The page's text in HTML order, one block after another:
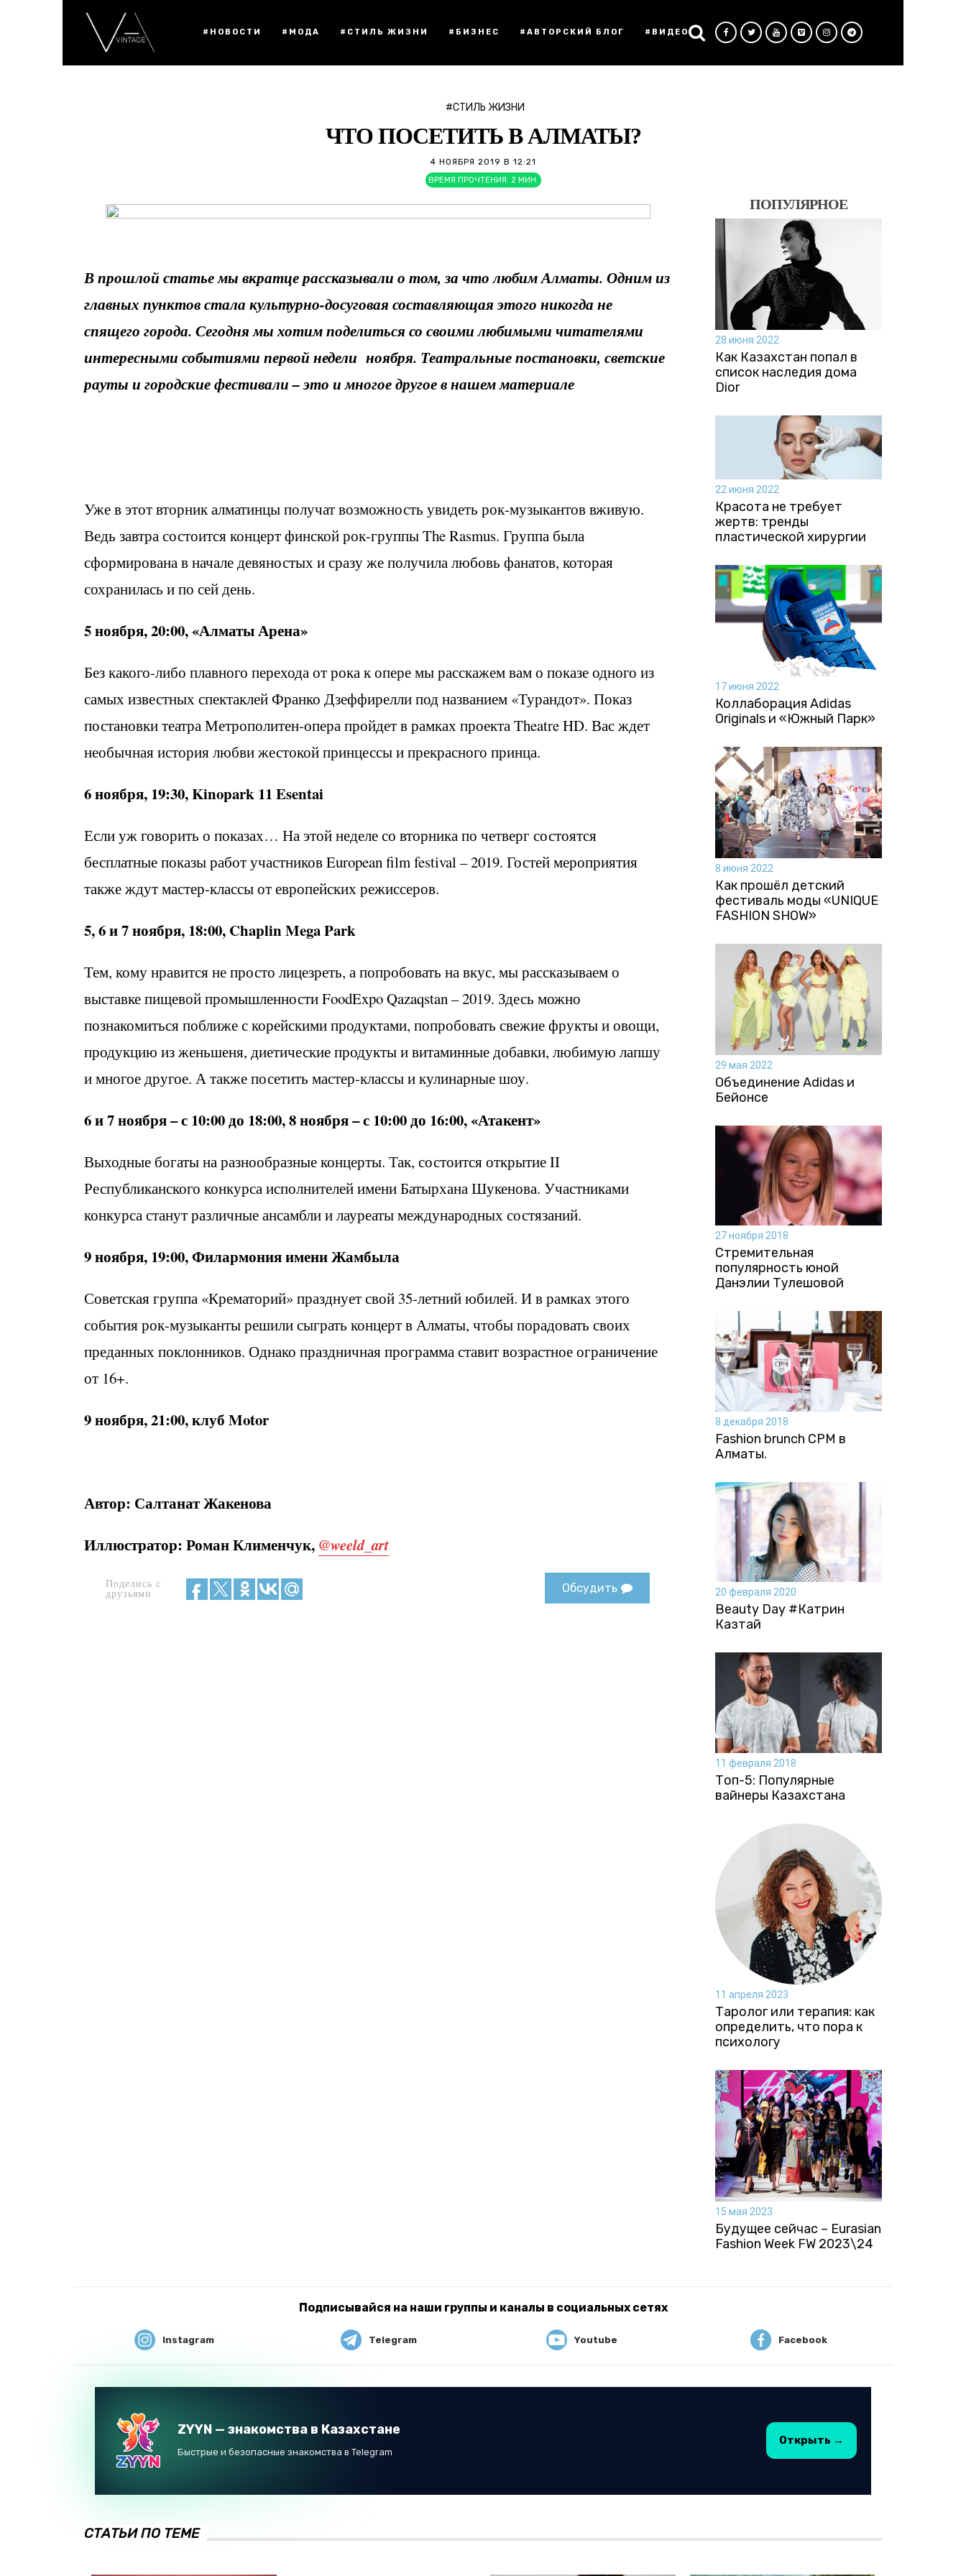
#НОВОСТИ #МОДА #СТИЛЬ ЖИЗНИ #БИЗНЕС #АВТОРСКИЙ БЛОГ #ВИДЕО
#СТИЛЬ ЖИЗНИ
ЧТО ПОСЕТИТЬ В АЛМАТЫ?
4 НОЯБРЯ 2019 В 12:21
ВРЕМЯ ПРОЧТЕНИЯ: 2 МИН.
В прошлой статье мы вкратце рассказывали о том, за что любим Алматы. Одним из
главных пунктов стала культурно-досуговая составляющая этого никогда не
спящего города. Сегодня мы хотим поделиться со своими любимыми читателями
интересными событиями первой недели ноября. Театральные постановки, светские
рауты и городские фестивали – это и многое другое в нашем материале
Уже в этот вторник алматинцы получат возможность увидеть рок-музыкантов вживую.
Ведь завтра состоится концерт финской рок-группы The Rasmus. Группа была
сформирована в начале девяностых и сразу же получила любовь фанатов, которая
сохранилась и по сей день.
5 ноября, 20:00, «Алматы Арена»
Без какого-либо плавного перехода от рока к опере мы расскажем вам о показе одного из
самых известных спектаклей Франко Дзеффирелли под названием «Турандот». Показ
постановки театра Метрополитен-опера пройдет в рамках проекта Theatre HD. Вас ждет
необычная история любви жестокой принцессы и прекрасного принца.
6 ноября, 19:30, Kinopark 11 Esentai
Если уж говорить о показах… На этой неделе со вторника по четверг состоятся
бесплатные показы работ участников European film festival – 2019. Гостей мероприятия
также ждут мастер-классы от европейских режиссеров.
5, 6 и 7 ноября, 18:00, Chaplin Mega Park
Тем, кому нравится не просто лицезреть, а попробовать на вкус, мы рассказываем о
выставке пищевой промышленности FoodExpo Qazaqstan – 2019. Здесь можно
познакомиться поближе с корейскими продуктами, попробовать свежие фрукты и овощи,
продукцию из женьшеня, диетические продукты и витаминные добавки, любимую лапшу
и многое другое. А также посетить мастер-классы и кулинарные шоу.
6 и 7 ноября – с 10:00 до 18:00, 8 ноября – с 10:00 до 16:00, «Атакент»
Выходные богаты на разнообразные концерты. Так, состоится открытие II
Республиканского конкурса исполнителей имени Батырхана Шукенова. Участниками
конкурса станут различные ансамбли и лауреаты международных состязаний.
9 ноября, 19:00, Филармония имени Жамбыла
Советская группа «Крематорий» празднует свой 35-летний юбилей. И в рамках этого
события рок-музыканты решили сыграть концерт в Алматы, чтобы порадовать своих
преданных поклонников. Однако праздничная программа ставит возрастное ограничение
от 16+.
9 ноября, 21:00, клуб Motor
Автор: Салтанат Жакенова
Иллюстратор: Роман Клименчук, @weeld_art
Поделись с
друзьями
Обсудить
ПОПУЛЯРНОЕ
28 июня 2022
Как Казахстан попал в
список наследия дома
Dior
22 июня 2022
Красота не требует
жертв: тренды
пластической хирургии
17 июня 2022
Коллаборация Аdidas
Originals и «Южный Парк»
8 июня 2022
Как прошёл детский
фестиваль моды «UNIQUE
FASHION SHOW»
29 мая 2022
Объединение Adidas и
Бейонсе
27 ноября 2018
Стремительная
популярность юной
Данэлии Тулешовой
8 декабря 2018
Fashion brunch CPM в
Алматы.
20 февраля 2020
Beauty Day #Катрин
Казтай
11 февраля 2018
Топ-5: Популярные
вайнеры Казахстана
11 апреля 2023
Таролог или терапия: как
определить, что пора к
психологу
15 мая 2023
Будущее сейчас – Eurasian
Fashion Week FW 2023\24
Подписывайся на наши группы и каналы в социальных сетях
Instagram Telegram Youtube Facebook
ZYYN — знакомства в Казахстане
Быстрые и безопасные знакомства в Telegram
Открыть →
СТАТЬИ ПО ТЕМЕ